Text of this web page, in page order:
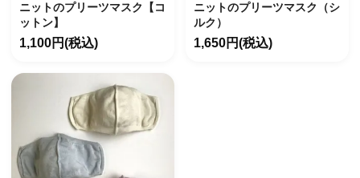
ニットのプリーツマスク【コ
ットン】
1,100円(税込)
ニットのプリーツマスク（シ
ルク）
1,650円(税込)